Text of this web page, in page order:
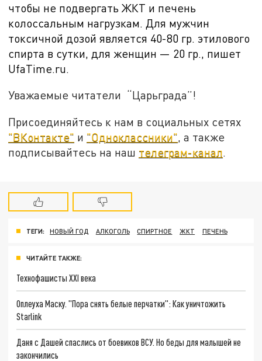
чтобы не подвергать ЖКТ и печень
колоссальным нагрузкам. Для мужчин
токсичной дозой является 40-80 гр. этилового
спирта в сутки, для женщин — 20 гр., пишет
UfaTime.ru.
Уважаемые читатели “Царьграда”!
Присоединяйтесь к нам в социальных сетях
"ВКонтакте" и "Одноклассники", а также
подписывайтесь на наш телеграм-канал.
ТЕГИ: НОВЫЙ ГОД АЛКОГОЛЬ СПИРТНОЕ ЖКТ ПЕЧЕНЬ
ЧИТАЙТЕ ТАКЖЕ:
Технофашисты XXI века
Оплеуха Маску. "Пора снять белые перчатки": Как уничтожить
Starlink
Даня с Дашей спаслись от боевиков ВСУ. Но беды для малышей не
закончились